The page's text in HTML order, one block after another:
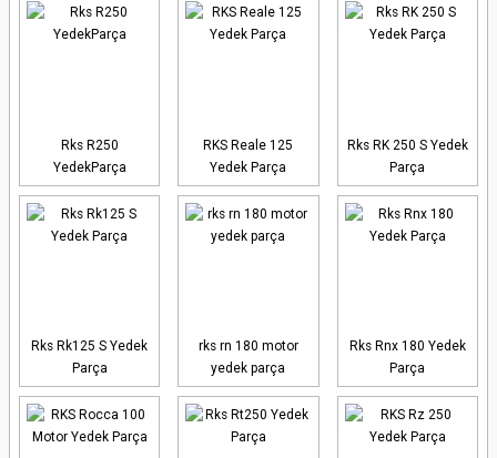
Rks R250
YedekParça
RKS Reale 125
Yedek Parça
Rks RK 250 S Yedek
Parça
Rks Rk125 S Yedek
Parça
rks rn 180 motor
yedek parça
Rks Rnx 180 Yedek
Parça